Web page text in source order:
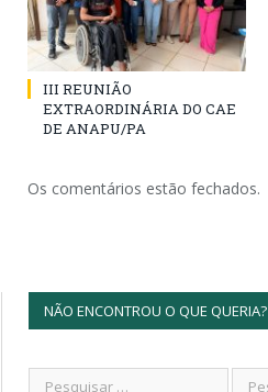
III REUNIÃO
EXTRAORDINÁRIA DO CAE
DE ANAPU/PA
Os comentários estão fechados.
NÃO ENCONTROU O QUE QUERIA?